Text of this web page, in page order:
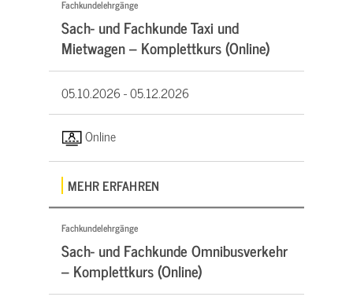
Fachkundelehrgänge
Sach- und Fachkunde Taxi und
Mietwagen – Komplettkurs (Online)
05.10.2026 -05.12.2026
Online
MEHR ERFAHREN
Fachkundelehrgänge
Sach- und Fachkunde Omnibusverkehr
– Komplettkurs (Online)